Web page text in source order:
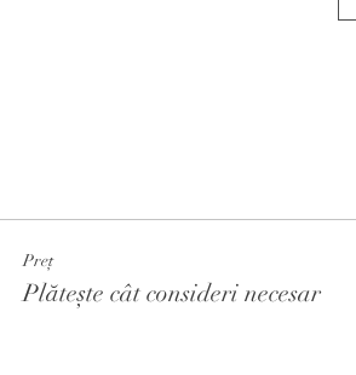
Preț
Plătește cât consideri necesar